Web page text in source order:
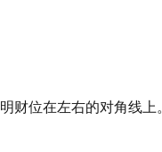
位在左右的对角线上。